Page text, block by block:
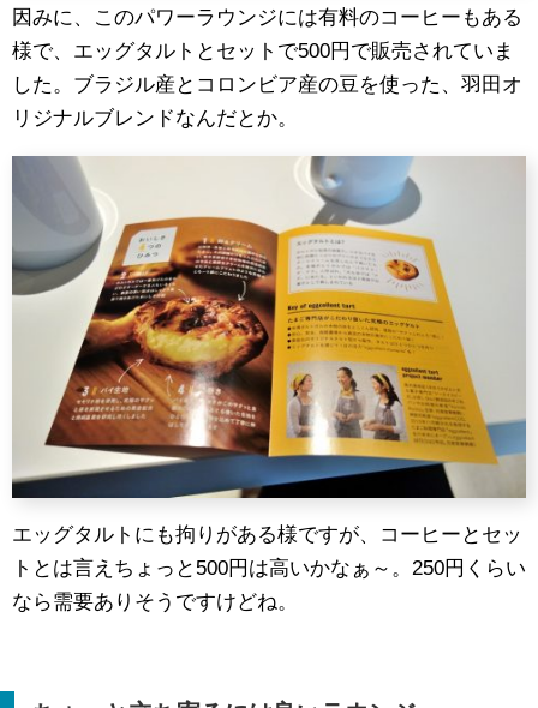
因みに、このパワーラウンジには有料のコーヒーもある
様で、エッグタルトとセットで500円で販売されていま
した。ブラジル産とコロンビア産の豆を使った、羽田オ
リジナルブレンドなんだとか。
エッグタルトにも拘りがある様ですが、コーヒーとセッ
トとは言えちょっと500円は高いかなぁ～。250円くらい
なら需要ありそうですけどね。